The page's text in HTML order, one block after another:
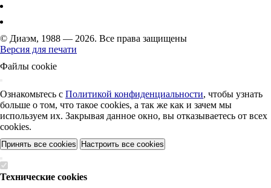
© Диаэм, 1988 — 2026. Все права защищены
Версия для печати
Файлы cookie
Ознакомьтесь с Политикой конфиденциальности, чтобы узнать
больше о том, что такое cookies, а так же как и зачем мы
используем их. Закрывая данное окно, вы отказываетесь от всех
cookies.
Принять все cookies Настроить все cookies
Технические cookies